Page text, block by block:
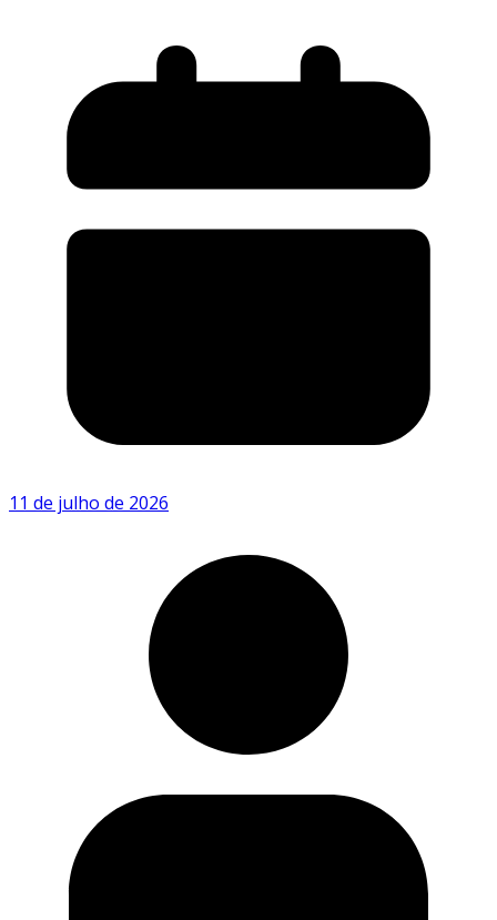
11 de julho de 2026